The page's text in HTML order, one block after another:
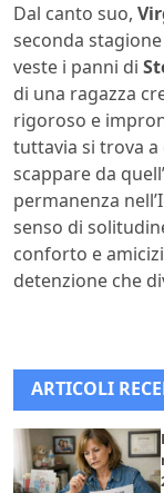
Dal canto suo,
seconda
veste i panni di
di una ragazza
rigoroso e
tuttavia si trova
scappare da
permanenza
senso di
conforto e
detenzione che
ARTICOLI